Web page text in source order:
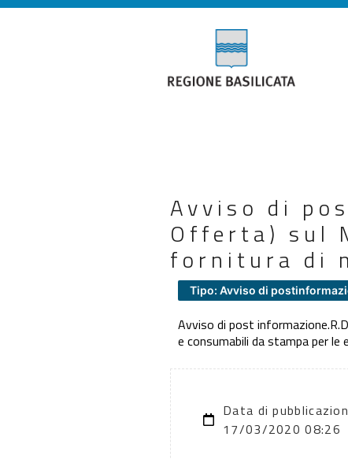
Avviso di
Offerta) sul
fornitura di
Tipo: Avviso di
Avviso di post
e consumabili da stampa per le
Data di
17/03/2020 08:26